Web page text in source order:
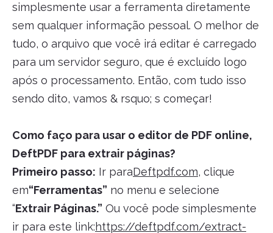
simplesmente usar a ferramenta diretamente
sem qualquer informação pessoal. O melhor de
tudo, o arquivo que você irá editar é carregado
para um servidor seguro, que é excluído logo
após o processamento. Então, com tudo isso
sendo dito, vamos & rsquo; s começar!
Como faço para usar o editor de PDF online,
DeftPDF para extrair páginas?
Primeiro passo: Ir paraDeftpdf.com, clique
em“Ferramentas” no menu e selecione
“Extrair Páginas.” Ou você pode simplesmente
ir para este link:https://deftpdf.com/extract-